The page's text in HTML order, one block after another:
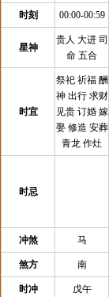
时刻 00:00-00:59
星神
贵人 大进 司
命 五合
时宜
祭祀 祈福 酬
神 出行 求财
见贵 订婚 嫁
娶 修造 安葬
青龙 作灶
时忌
冲煞 马
煞方 南
时冲 戊午